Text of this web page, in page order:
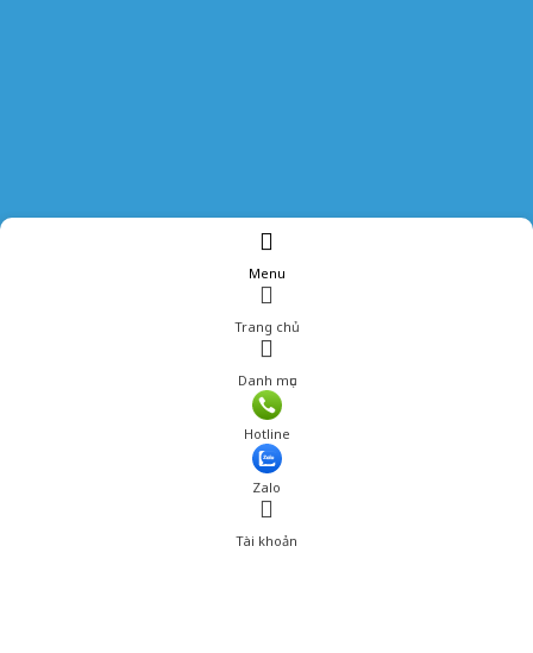
Menu
Trang chủ
Danh mục
Hotline
Zalo
Tài khoản